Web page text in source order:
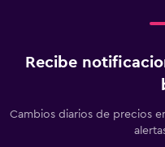
Recibe
Cambios diarios de precios